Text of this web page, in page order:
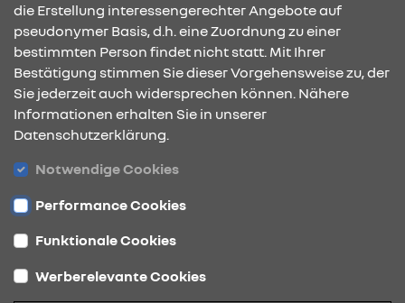
Anfrage
Finanzierung
die Erstellung interessengerechter Angebote auf
pseudonymer Basis, d.h. eine Zuordnung zu einer
bestimmten Person findet nicht statt. Mit Ihrer
Bestätigung stimmen Sie dieser Vorgehensweise zu, der
Sie jederzeit auch widersprechen können. Nähere
Informationen erhalten Sie in unserer
Datenschutzerklärung.
Notwendige Cookies
Performance Cookies
Funktionale Cookies
Werberelevante Cookies